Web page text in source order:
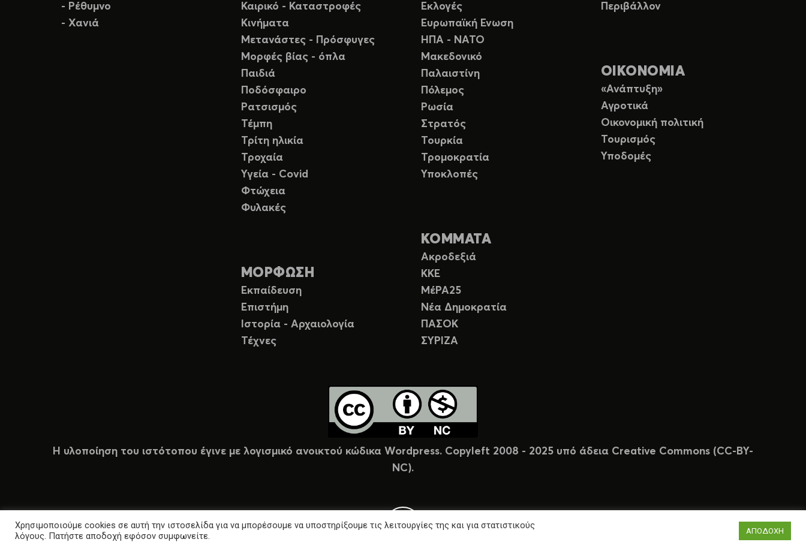
- Ρέθυμνο
- Χανιά
Καιρικό - Καταστροφές
Κινήματα
Μετανάστες - Πρόσφυγες
Μορφές βίας - όπλα
Παιδιά
Ποδόσφαιρο
Ρατσισμός
Τέμπη
Τρίτη ηλικία
Τροχαία
Υγεία - Covid
Φτώχεια
Φυλακές
ΜΟΡΦΩΣΗ
Εκπαίδευση
Επιστήμη
Ιστορία - Αρχαιολογία
Τέχνες
Εκλογές
Ευρωπαϊκή Ενωση
ΗΠΑ - ΝΑΤΟ
Μακεδονικό
Παλαιστίνη
Πόλεμος
Ρωσία
Στρατός
Τουρκία
Τρομοκρατία
Υποκλοπές
ΚΟΜΜΑΤΑ
Ακροδεξιά
ΚΚΕ
ΜέΡΑ25
Νέα Δημοκρατία
ΠΑΣΟΚ
ΣΥΡΙΖΑ
Περιβάλλον
ΟΙΚΟΝΟΜΙΑ
«Ανάπτυξη»
Αγροτικά
Οικονομική πολιτική
Τουρισμός
Υποδομές
Η υλοποίηση του ιστότοπου έγινε με λογισμικό ανοικτού κώδικα Wordpress. Copyleft 2008 - 2025 υπό άδεια Creative Commons (CC-BY-
NC).
Χρησιμοποιούμε cookies σε αυτή την ιστοσελίδα για να μπορέσουμε να υποστηρίξουμε τις λειτουργίες της και για στατιστικούς
λόγους. Πατήστε αποδοχή εφόσον συμφωνείτε.
ΑΠΟΔΟΧΗ